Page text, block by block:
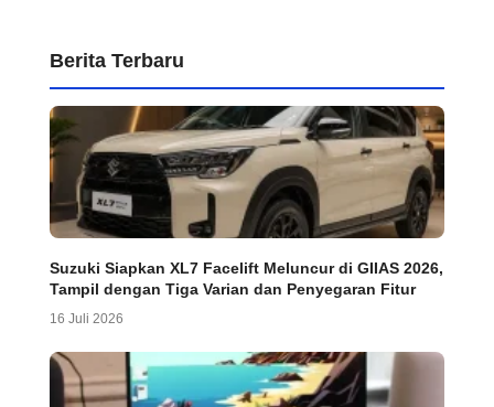
Berita Terbaru
Suzuki Siapkan XL7 Facelift Meluncur di GIIAS 2026,
Tampil dengan Tiga Varian dan Penyegaran Fitur
16 Juli 2026